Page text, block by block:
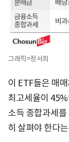
그래픽=정서희
이 ETF들은 매
최고세율이
소득 종합과세
히 살펴야 한다